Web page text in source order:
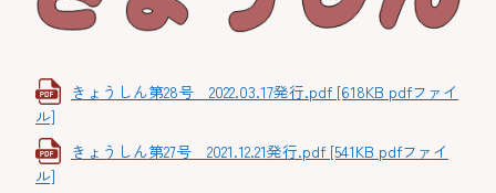
きょうしん第28号 2022.03.17発行.pdf [618KB pdfファイ
ル]
きょうしん第27号 2021.12.21発行.pdf [541KB pdfファイ
ル]